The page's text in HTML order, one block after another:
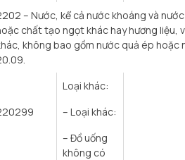
– Nước, kể cả nước khoáng và
chất tạo ngọt khác hay hương liệu,
không bao gồm nước quả ép hoặc
Loại khác:
– Loại khác:
– Đồ uống
không có